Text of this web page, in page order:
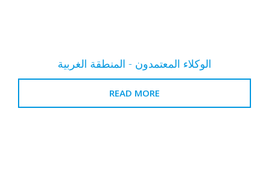
الوكلاء المعتمدون - المنطقة الغربية
READ MORE